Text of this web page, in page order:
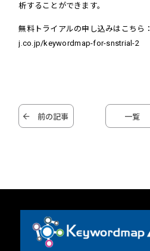
析することができます。
無料トライアルの申し込みはこちら：
j.co.jp/keywordmap-for-snstrial-2
前の記事 一覧